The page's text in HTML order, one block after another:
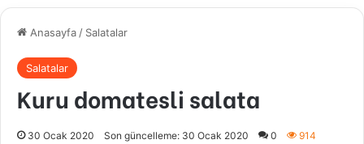
Anasayfa / Salatalar
Salatalar
Kuru domatesli salata
30 Ocak 2020 Son güncelleme: 30 Ocak 2020 0 914